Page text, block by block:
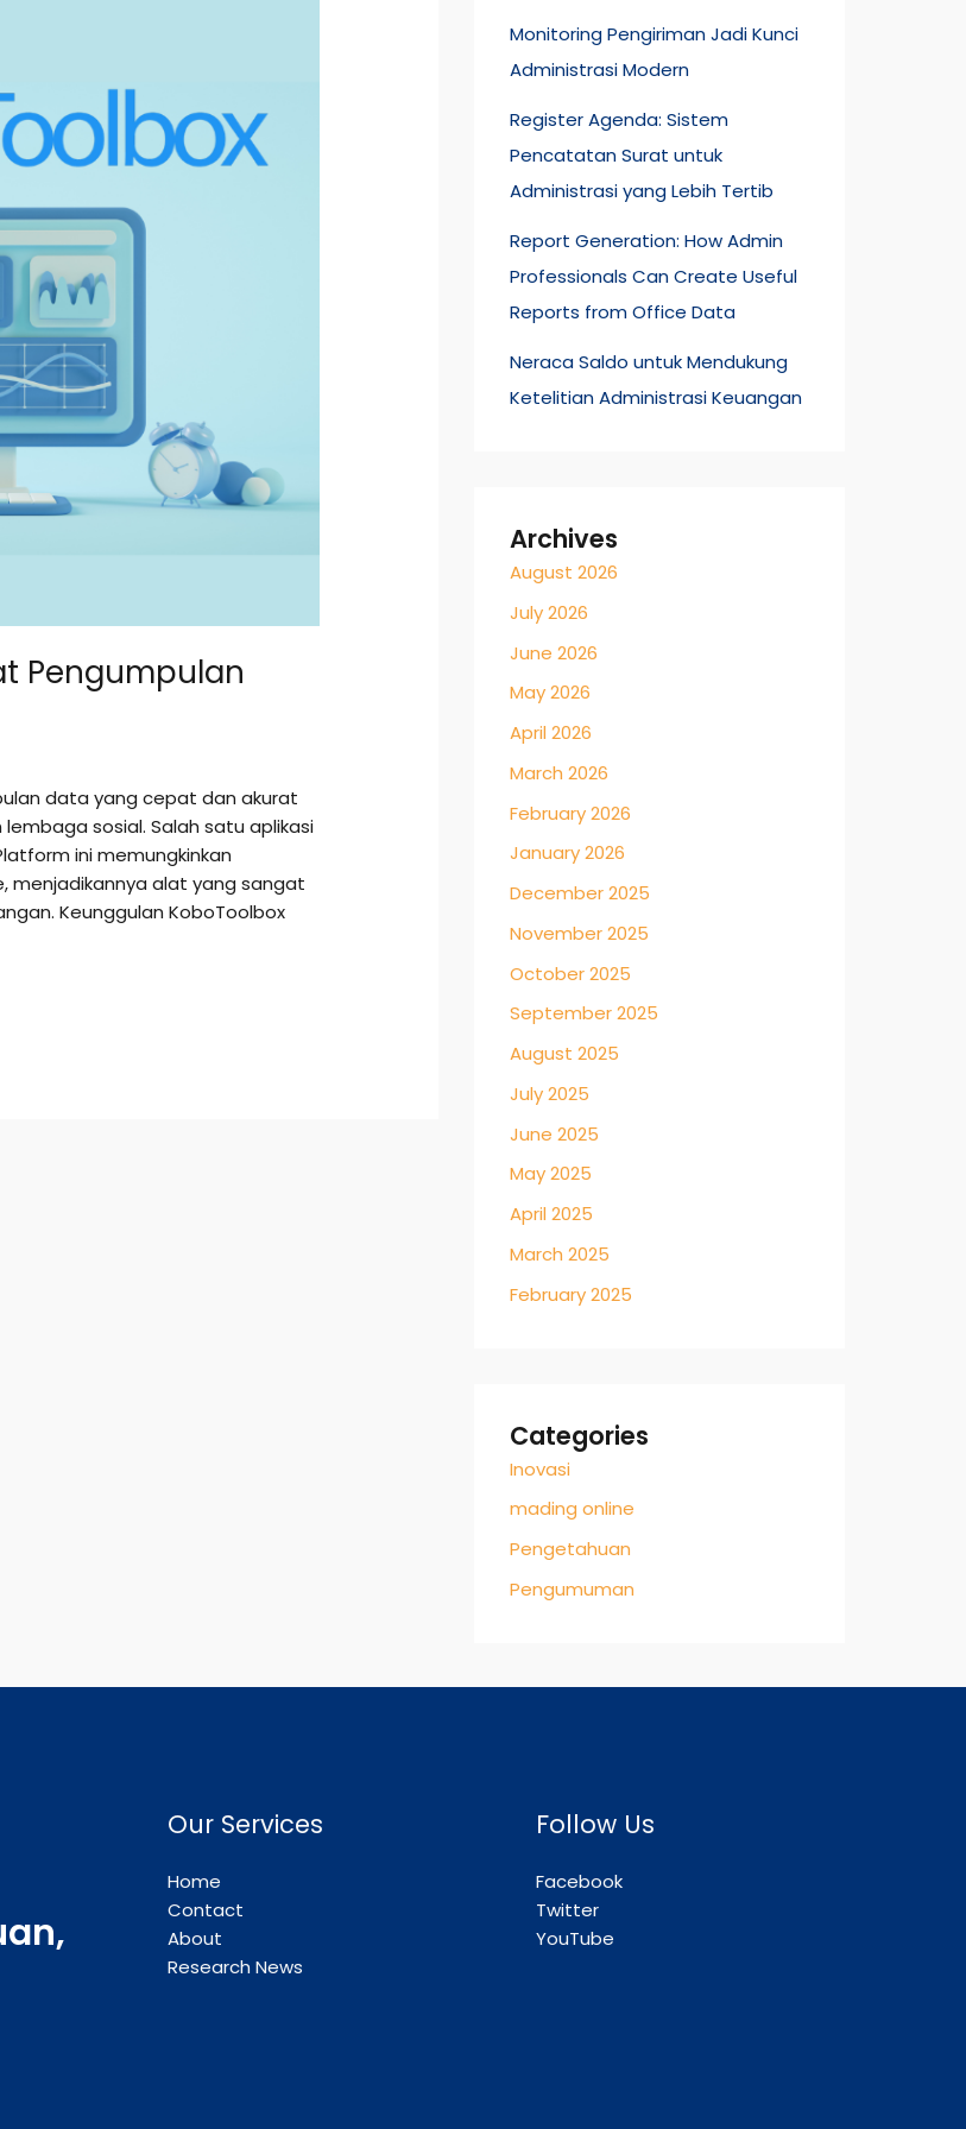
Pengumpulan
data yang cepat dan akurat
sosial. Salah satu aplikasi
ini memungkinkan
menjadikannya alat yang sangat
Keunggulan KoboToolbox
Monitoring Pengiriman Jadi Kunci
Administrasi Modern
Register Agenda: Sistem
Pencatatan Surat untuk
Administrasi yang Lebih Tertib
Report Generation: How Admin
Professionals Can Create Useful
Reports from Office Data
Neraca Saldo untuk Mendukung
Ketelitian Administrasi Keuangan
Archives
August 2026
July 2026
June 2026
May 2026
April 2026
March 2026
February 2026
January 2026
December 2025
November 2025
October 2025
September 2025
August 2025
July 2025
June 2025
May 2025
April 2025
March 2025
February 2025
Categories
Inovasi
mading online
Pengetahuan
Pengumuman
Our Services
Home
Contact
About
Research News
Follow Us
Facebook
Twitter
YouTube